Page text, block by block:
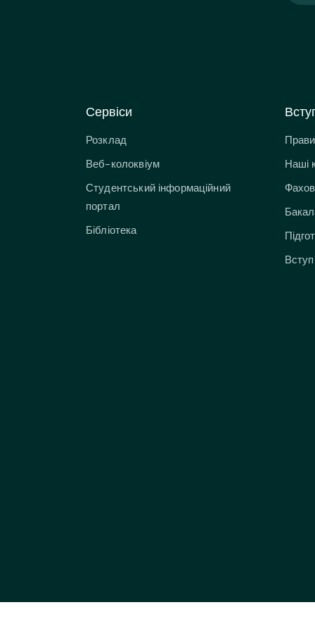
Сервіси
Розклад
Веб-колоквіум
Студентський інформаційний
портал
Бібліотека
Наші